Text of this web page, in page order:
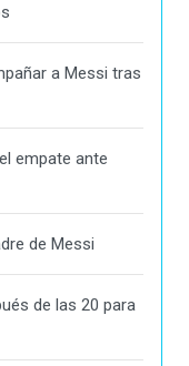
a Messi tras
empate ante
de Messi
de las 20 para